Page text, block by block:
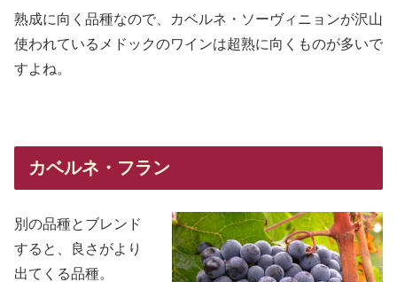
熟成に向く品種なので、カベルネ・ソーヴィニョンが沢山
使われているメドックのワインは超熟に向くものが多いで
すよね。
カベルネ・フラン
別の品種とブレンド
すると、良さがより
出てくる品種。